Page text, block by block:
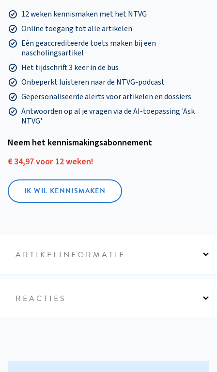
12 weken kennismaken met het NTVG
Online toegang tot alle artikelen
Eén geaccrediteerde toets maken bij een
nascholingsartikel
Het tijdschrift 3 keer in de bus
Onbeperkt luisteren naar de NTVG-podcast
Gepersonaliseerde alerts voor artikelen en dossiers
Antwoorden op al je vragen via de AI-toepassing 'Ask
NTVG'
Neem het kennismakings­abonnement
€ 34,97 voor 12 weken!
IK WIL KENNISMAKEN
ARTIKELINFORMATIE
REACTIES